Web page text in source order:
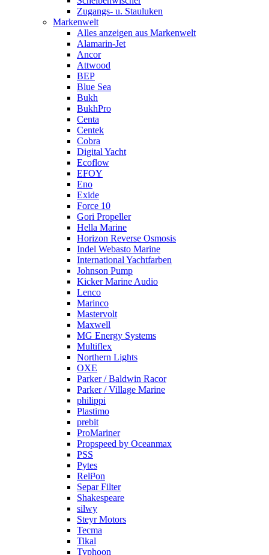
Zugangs- u. Stauluken
Markenwelt
Alles anzeigen aus Markenwelt
Alamarin-Jet
Ancor
Attwood
BEP
Blue Sea
Bukh
BukhPro
Centa
Centek
Cobra
Digital Yacht
Ecoflow
EFOY
Eno
Exide
Force 10
Gori Propeller
Hella Marine
Horizon Reverse Osmosis
Indel Webasto Marine
International Yachtfarben
Johnson Pump
Kicker Marine Audio
Lenco
Marinco
Mastervolt
Maxwell
MG Energy Systems
Multiflex
Northern Lights
OXE
Parker / Baldwin Racor
Parker / Village Marine
philippi
Plastimo
prebit
ProMariner
Propspeed by Oceanmax
PSS
Pytes
Reli³on
Separ Filter
Shakespeare
silwy
Steyr Motors
Tecma
Tikal
Typhoon